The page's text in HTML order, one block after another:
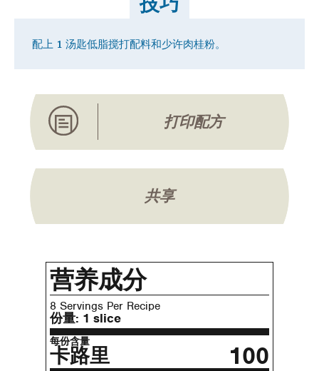
配上 1 汤匙低脂搅打配料和少许肉桂粉。
打印配方
共享
营养成分
8 Servings Per Recipe
份量: 1 slice
每份含量
卡路里 100